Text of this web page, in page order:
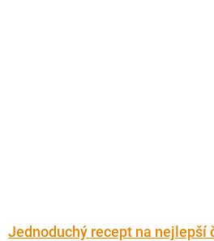
Jednoduchý recept na nejlepší